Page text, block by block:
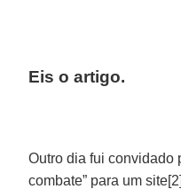
Eis o artigo.
Outro dia fui convidado
combate” para um